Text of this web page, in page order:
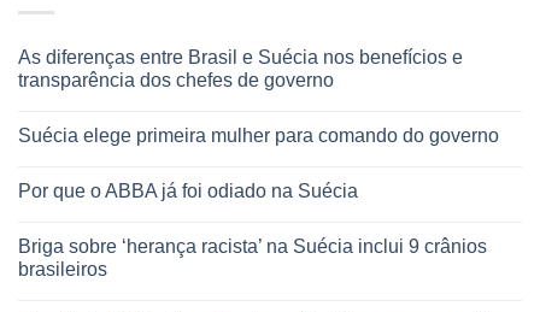
As diferenças entre Brasil e Suécia nos benefícios e
transparência dos chefes de governo
Suécia elege primeira mulher para comando do governo
Por que o ABBA já foi odiado na Suécia
Briga sobre ‘herança racista’ na Suécia inclui 9 crânios
brasileiros